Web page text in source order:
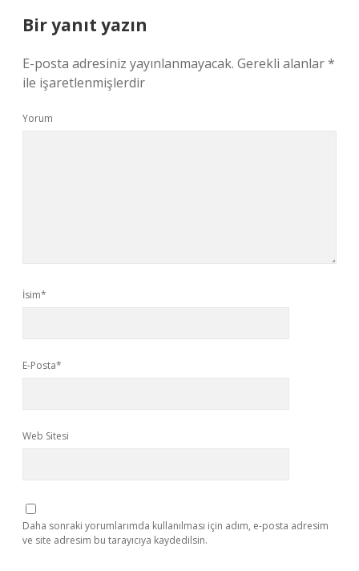
Bir yanıt yazın
E-posta adresiniz yayınlanmayacak. Gerekli alanlar*
ile işaretlenmişlerdir
Yorum
İsim*
E-Posta*
Web Sitesi
Daha sonraki yorumlarımda kullanılması için adım, e-posta adresim
ve site adresim bu tarayıcıya kaydedilsin.